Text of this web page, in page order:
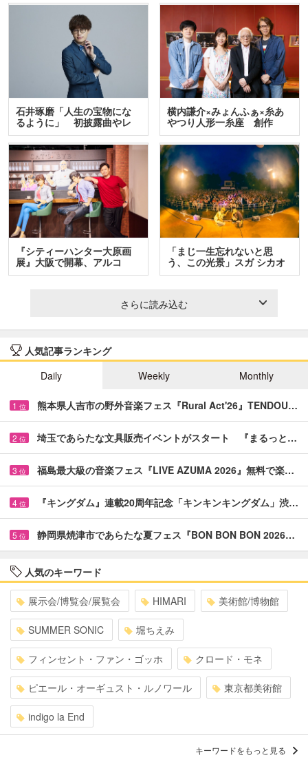
石井琢磨「人生の宝物にな
るように」 初披露曲やレ
ア…
横内謙介×みょんふぁ×糸あ
やつり人形一糸座 創作
人…
『シティーハンター大原画
展』大阪で開幕、アルコ
＆…
「まじ一生忘れないと思
う、この光景」スガ シカオ
と…
さらに読み込む
人気記事ランキング
Daily
Weekly Monthly
1 位 熊本県人吉市の野外音楽フェス『Rural Act'26』TENDOU…
2 位 埼玉であらたな文具販売イベントがスタート 『まるっと…
3 位 福島最大級の音楽フェス『LIVE AZUMA 2026』無料で楽…
4 位 『キングダム』連載20周年記念「キンキンキングダム」渋…
5 位 静岡県焼津市であらたな夏フェス『BON BON BON 2026…
人気のキーワード
展示会/博覧会/展覧会 HIMARI 美術館/博物館
SUMMER SONIC 堀ちえみ
フィンセント・ファン・ゴッホ クロード・モネ
ピエール・オーギュスト・ルノワール 東京都美術館
indigo la End
キーワードをもっと見る